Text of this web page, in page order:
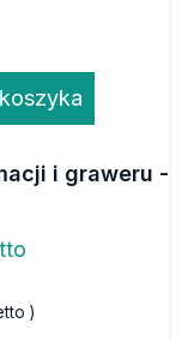
i graweru -
)